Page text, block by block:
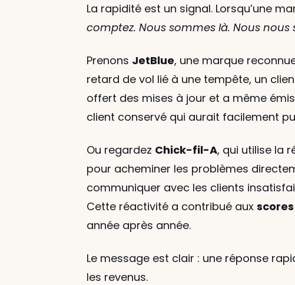
La rapidité est un signal. Lorsqu’une
comptez. Nous sommes là. Nous nous
Prenons JetBlue, une marque
retard de vol lié à une tempête, un
offert des mises à jour et a même
client conservé qui aurait facilement
Ou regardez Chick-fil-A, qui utilise la
pour acheminer les problèmes
communiquer avec les clients
Cette réactivité a contribué aux
année après année.
Le message est clair : une réponse
les revenus.